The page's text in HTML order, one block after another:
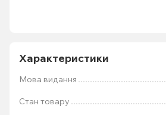
Характеристики
Мова видання
Стан товару